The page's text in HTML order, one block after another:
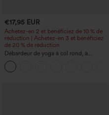
€17,95 EUR
Achetez-en 2 et bénéficiez de 10 % de
réduction | Achetez-en 3 et bénéficiez
de 20 % de réduction
Débardeur de yoga à col rond, à
fronces, effet rafraîchissant - UPF50+